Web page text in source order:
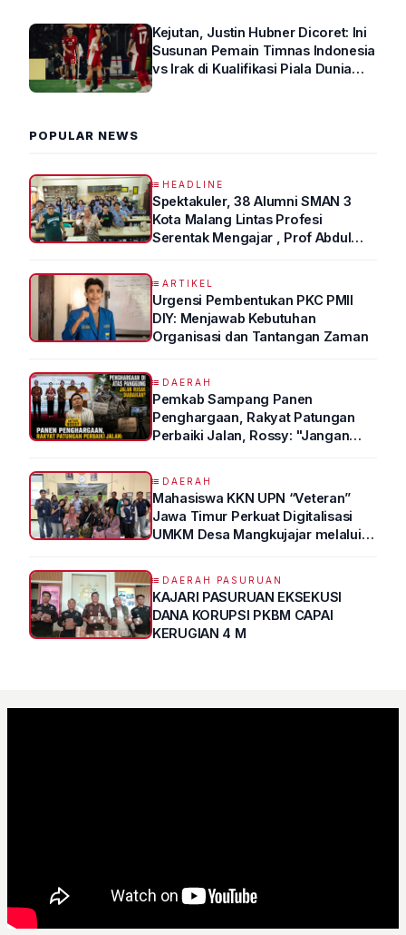
Kejutan, Justin Hubner Dicoret: Ini
Susunan Pemain Timnas Indonesia
vs Irak di Kualifikasi Piala Dunia
POPULAR NEWS
HEADLINE
Spektakuler, 38 Alumni SMAN 3
Kota Malang Lintas Profesi
Serentak Mengajar , Prof Abdul
ARTIKEL
Urgensi Pembentukan PKC PMII
DIY: Menjawab Kebutuhan
Organisasi dan Tantangan Zaman
DAERAH
Pemkab Sampang Panen
Penghargaan, Rakyat Patungan
Perbaiki Jalan, Rossy: "Jangan
DAERAH
Mahasiswa KKN UPN “Veteran”
Jawa Timur Perkuat Digitalisasi
UMKM Desa Mangkujajar melalui
DAERAH PASURUAN
KAJARI PASURUAN EKSEKUSI
DANA KORUPSI PKBM CAPAI
KERUGIAN 4 M